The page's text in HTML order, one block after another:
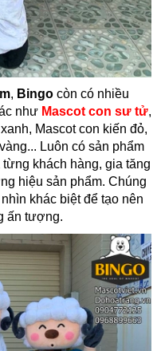
, Bingo còn có nhiều
như Mascot con sư tử,
Mascot con kiến đỏ,
Luôn có sản phẩm
khách hàng, gia tăng
hiệu sản phẩm. Chúng
khác biệt để tạo nên
ấn tượng.